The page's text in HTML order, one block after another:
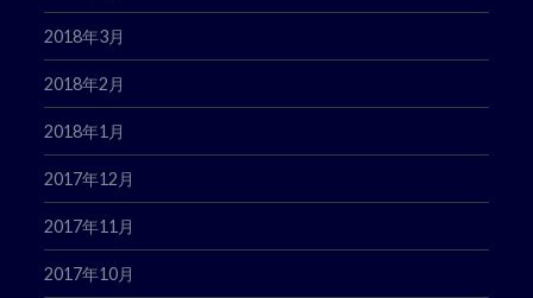
2018年3月
2018年2月
2018年1月
2017年12月
2017年11月
2017年10月